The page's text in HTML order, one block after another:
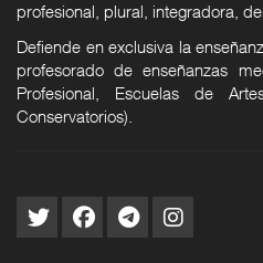
profesional, plural, integradora,
Defiende en exclusiva la
profesorado de enseñanzas
Profesional, Escuelas de
Conservatorios).